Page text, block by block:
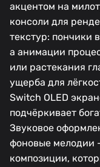
акцентом на
консоли для
текстур: пончики
а анимации
или растекания
ущерба для
Switch OLED
подчёркивает
Звуковое
фоновые мелодии
композиции,